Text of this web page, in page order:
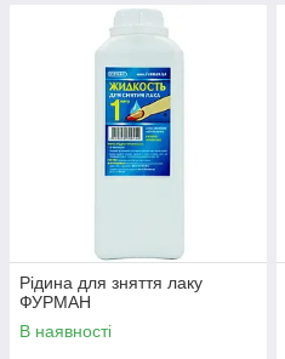
Рідина для зняття лаку
ФУРМАН
В наявності